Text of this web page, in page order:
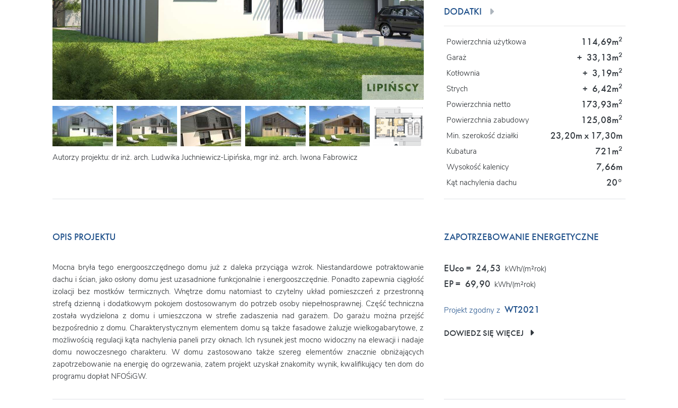
Autorzy projektu: dr inż. arch. Ludwika Juchniewicz-Lipińska, mgr inż. arch. Iwona Fabrowicz
DODATKI
Powierzchnia użytkowa 114,69m2
Garaż + 33,13m2
Kotłownia + 3,19m2
Strych + 6,42m2
Powierzchnia netto 173,93m2
Powierzchnia zabudowy 125,08m2
Min. szerokość działki 23,20m x 17,30m
Kubatura 721m2
Wysokość kalenicy 7,66m
Kąt nachylenia dachu 20°
OPIS PROJEKTU
Mocna bryła tego energooszczędnego domu już z daleka przyciąga wzrok. Niestandardowe potraktowanie
dachu i ścian, jako osłony domu jest uzasadnione funkcjonalnie i energooszczędnie. Ponadto zapewnia ciągłość
izolacji bez mostków termicznych. Wnętrze domu natomiast to czytelny układ pomieszczeń z przestronną
strefą dzienną i dodatkowym pokojem dostosowanym do potrzeb osoby niepełnosprawnej. Część techniczna
została wydzielona z domu i umieszczona w strefie zadaszenia nad garażem. Do garażu można przejść
bezpośrednio z domu. Charakterystycznym elementem domu są także fasadowe żaluzje wielkogabarytowe, z
możliwością regulacji kąta nachylenia paneli przy oknach. Ich rysunek jest mocno widoczny na elewacji i nadaje
domu nowoczesnego charakteru. W domu zastosowano także szereg elementów znacznie obniżających
zapotrzebowanie na energię do ogrzewania, zatem projekt uzyskał znakomity wynik, kwalifikujący ten dom do
programu dopłat NFOŚiGW.
ZAPOTRZEBOWANIE ENERGETYCZNE
EUco = 24,53 kWh/(m²rok)
EP = 69,90 kWh/(m²rok)
Projekt zgodny z WT2021
DOWIEDZ SIĘ WIĘCEJ